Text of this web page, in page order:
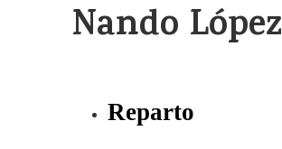
Nando López
Reparto